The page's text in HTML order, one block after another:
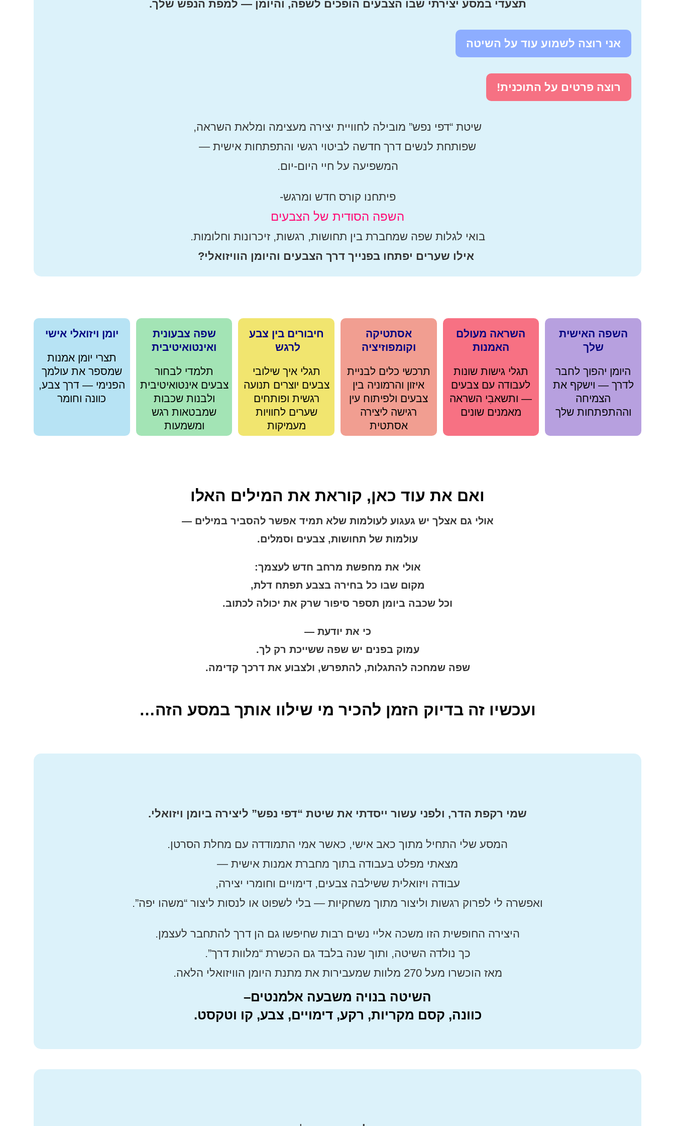
תצעדי במסע יצירתי שבו הצבעים הופכים לשפה, והיומן — למפת הנפש שלך.
אני רוצה לשמוע עוד על השיטה
רוצה פרטים על התוכנית!
שיטת “דפי נפש” מובילה לחוויית יצירה מעצימה ומלאת השראה,
שפותחת לנשים דרך חדשה לביטוי רגשי והתפתחות אישית —
המשפיעה על חיי היום-יום.
פיתחנו קורס חדש ומרגש-
השפה הסודית של הצבעים
בואי לגלות שפה שמחברת בין תחושות, רגשות, זיכרונות וחלומות.
אילו שערים יפתחו בפנייך דרך הצבעים והיומן הוויזואלי?
יומן ויזואלי אישי
תצרי יומן אמנות
שמספר את עולמך
הפנימי — דרך צבע,
כוונה וחומר
שפה צבעונית
ואינטואיטיבית
תלמדי לבחור
צבעים אינטואיטיבית
ולבנות שכבות
שמבטאות רגש
ומשמעות
חיבורים בין צבע
לרגש
תגלי איך שילובי
צבעים יוצרים תנועה
רגשית ופותחים
שערים לחוויות
מעמיקות
אסתטיקה
וקומפוזיציה
תרכשי כלים לבניית
איזון והרמוניה בין
צבעים ולפיתוח עין
רגישה ליצירה
אסתטית
השראה מעולם
האמנות
תגלי גישות שונות
לעבודה עם צבעים
— ותשאבִי השראה
מאמנים שונים
השפה האישית
שלך
היומן יהפוך לחבר
לדרך — וישקף את
הצמיחה
וההתפתחות שלך
ואם את עוד כאן, קוראת את המילים האלו
אולי גם אצלך יש געגוע לעולמות שלא תמיד אפשר להסביר במילים —
עולמות של תחושות, צבעים וסמלים.
אולי את מחפשת מרחב חדש לעצמך:
מקום שבו כל בחירה בצבע תפתח דלת,
וכל שכבה ביומן תספר סיפור שרק את יכולה לכתוב.
כי את יודעת —
עמוק בפנים יש שפה ששייכת רק לך.
שפה שמחכה להתגלות, להתפרש, ולצבוע את דרכך קדימה.
ועכשיו זה בדיוק הזמן להכיר מי שילוו אותך במסע הזה…
שמי רקפת הדר, ולפני עשור ייסדתי את שיטת “דפי נפש” ליצירה ביומן ויזואלי.
המסע שלי התחיל מתוך כאב אישי, כאשר אמי התמודדה עם מחלת הסרטן.
מצאתי מפלט בעבודה בתוך מחברת אמנות אישית —
עבודה ויזואלית ששילבה צבעים, דימויים וחומרי יצירה,
ואפשרה לי לפרוק רגשות וליצור מתוך משחקיות — בלי לשפוט או לנסות ליצור “משהו יפה”.
היצירה החופשית הזו משכה אליי נשים רבות שחיפשו גם הן דרך להתחבר לעצמן.
כך נולדה השיטה, ותוך שנה בלבד גם הכשרת “מלוות דרך”.
מאז הוכשרו מעל 270 מלוות שמעבירות את מתנת היומן הוויזואלי הלאה.
השיטה בנויה משבעה אלמנטים–
כוונה, קסם מקריות, רקע, דימויים, צבע, קו וטקסט.